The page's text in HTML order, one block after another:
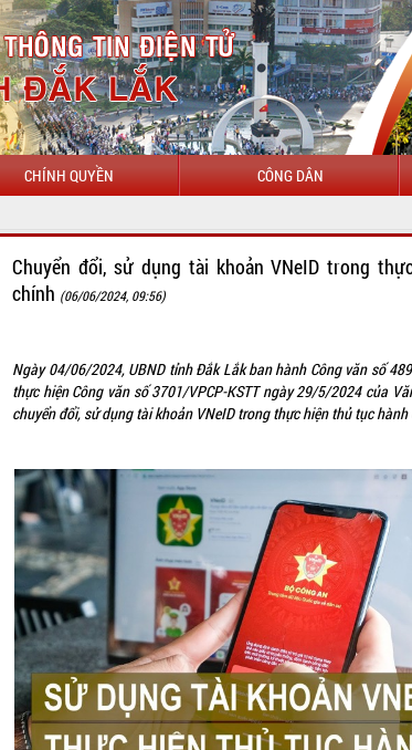
CHÍNH QUYỀN CÔNG DÂN
Chuyển đổi, sử dụng tài khoản VNeID trong
chính (06/06/2024, 09:56)
Ngày 04/06/2024, UBND tỉnh Đắk Lắk ban hành Công văn số
thực hiện Công văn số 3701/VPCP-KSTT ngày 29/5/2024 của
chuyển đổi, sử dụng tài khoản VNeID trong thực hiện thủ tục hành